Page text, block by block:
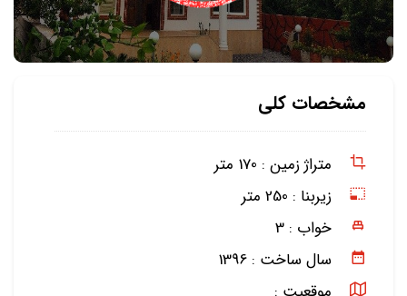
مشخصات کلی
متراژ زمین : 170 متر
زیربنا : 250 متر
خواب : 3
سال ساخت : 1396